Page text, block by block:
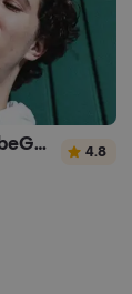
Que Chicken By RobeGrill 4.8